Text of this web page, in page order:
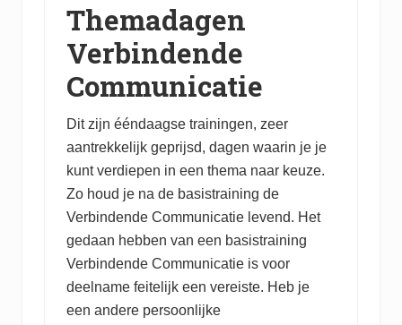
Themadagen
Verbindende
Communicatie
Dit zijn ééndaagse trainingen, zeer
aantrekkelijk geprijsd, dagen waarin je je
kunt verdiepen in een thema naar keuze.
Zo houd je na de basistraining de
Verbindende Communicatie levend. Het
gedaan hebben van een basistraining
Verbindende Communicatie is voor
deelname feitelijk een vereiste. Heb je
een andere persoonlijke